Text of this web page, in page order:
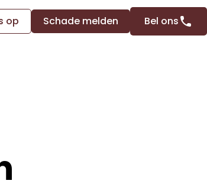
op Schade melden Bel ons